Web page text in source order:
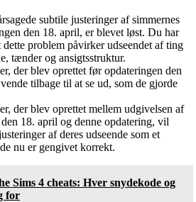
subtile justeringer af simmernes
den 18. april, er blevet løst. Du har
problem påvirker udseendet af ting
tænder og ansigtsstruktur.
der blev oprettet før opdateringen den
tilbage til at se ud, som de gjorde
der blev oprettet mellem udgivelsen af
18. april og denne opdatering, vil
af deres udseende som et
nu er gengivet korrekt.
Sims 4 cheats: Hver snydekode og
for